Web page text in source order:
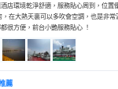
店環境乾淨舒適，服務貼心周到，位置
，在大熱天裏可以多吹會空調，也是非
很方便，前台小艷服務貼心 ！
薦